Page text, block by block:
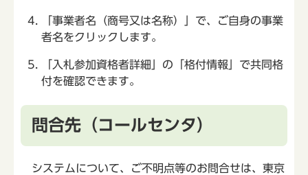
「事業者名（商号又は名称）」で、ご自身の事業
者名をクリックします。
「入札参加資格者詳細」の「格付情報」で共同格
付を確認できます。
問合先（コールセンタ）
システムについて、ご不明点等のお問合せは、東京